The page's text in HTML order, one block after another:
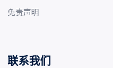
免责声明
联系我们